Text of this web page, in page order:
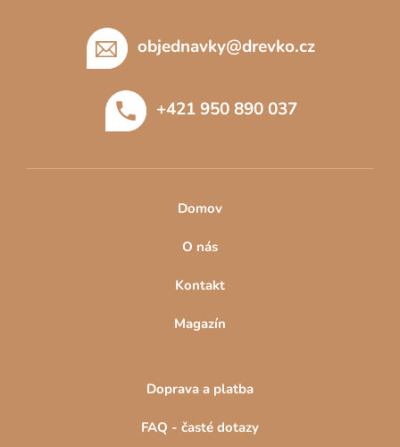
objednavky@drevko.cz
+421 950 890 037
Domov
O nás
Kontakt
Magazín
Doprava a platba
FAQ - časté dotazy